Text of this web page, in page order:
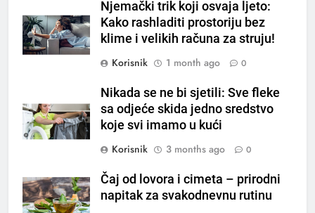
Njemački trik koji osvaja ljeto:
Kako rashladiti prostoriju bez
klime i velikih računa za struju!
Korisnik
1 month ago 0
Nikada se ne bi sjetili: Sve fleke
sa odjeće skida jedno sredstvo
koje svi imamo u kući
Korisnik
3 months ago 0
Čaj od lovora i cimeta – prirodni
napitak za svakodnevnu rutinu
preokupacija: Ljudi rođeni u ova
tri znaka najviše vole ogovarati
OSTALO
Piće od smreke – prirodni
napitak koji se često spominje
kod šećerne bolesti
OSTALO
Samo 1 kašičica u litru vode i
čak će se i “suhi štap”